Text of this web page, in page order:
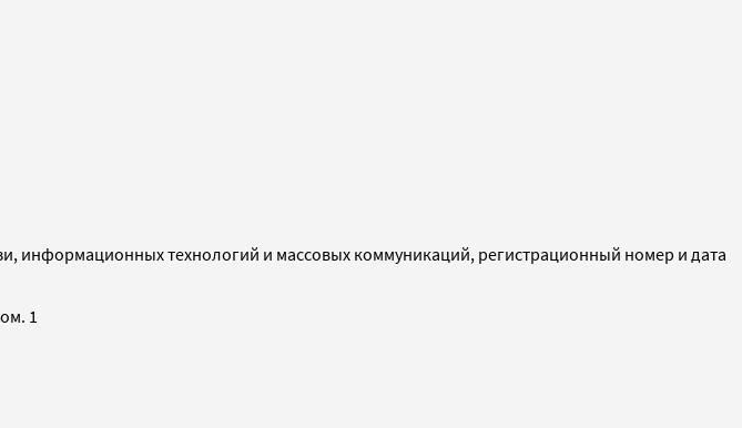
информационных технологий и массовых коммуникаций, регистрационный номер и дата
1